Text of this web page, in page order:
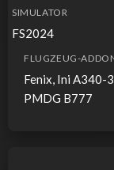
SIMULATOR
FS2024
FLUGZEUG-
Fenix, Ini A340-
PMDG B777